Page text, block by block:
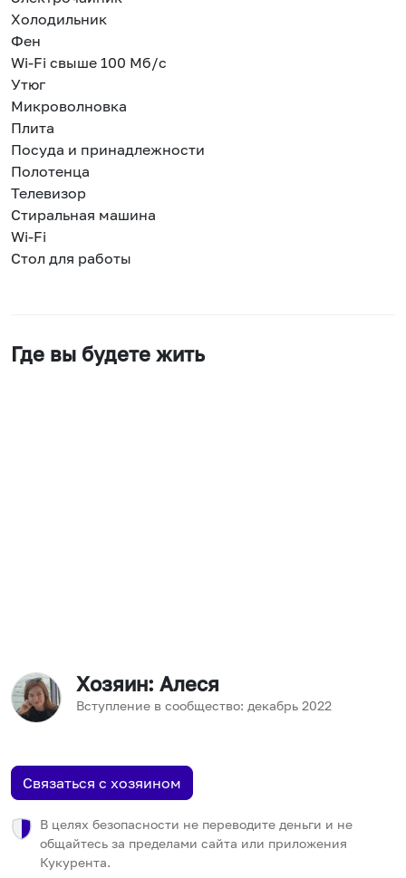
Холодильник
Фен
Wi-Fi свыше 100 Мб/с
Утюг
Микроволновка
Плита
Посуда и принадлежности
Полотенца
Телевизор
Стиральная машина
Wi-Fi
Стол для работы
Где вы будете жить
Хозяин: Алеся
Вступление в сообщество: декабрь 2022
Связаться с хозяином
В целях безопасности не переводите деньги и не
общайтесь за пределами сайта или приложения
Кукурента.